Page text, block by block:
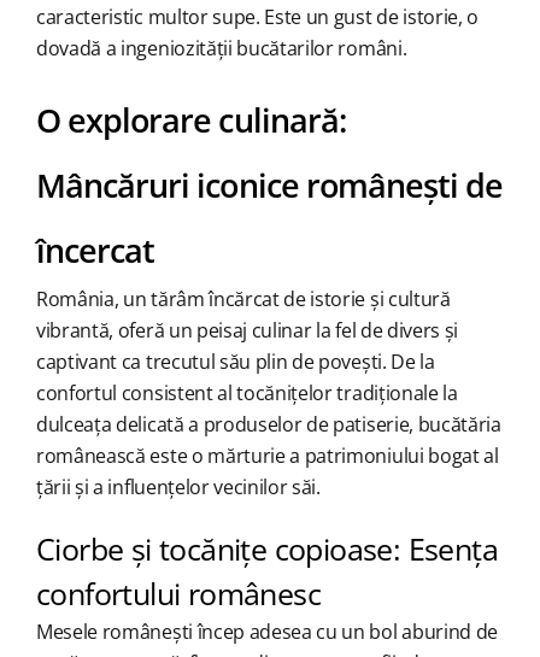
caracteristic multor supe. Este un gust de istorie, o
dovadă a ingeniozității bucătarilor români.
O explorare culinară:
Mâncăruri iconice românești de
încercat
România, un tărâm încărcat de istorie și cultură
vibrantă, oferă un peisaj culinar la fel de divers și
captivant ca trecutul său plin de povești. De la
confortul consistent al tocănițelor tradiționale la
dulceața delicată a produselor de patiserie, bucătăria
românească este o mărturie a patrimoniului bogat al
țării și a influențelor vecinilor săi.
Ciorbe și tocănițe copioase: Esența
confortului românesc
Mesele românești încep adesea cu un bol aburind de